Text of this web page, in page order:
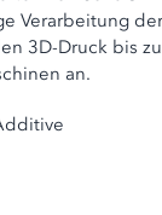
Verarbeitung
3D-Druck bis
an.